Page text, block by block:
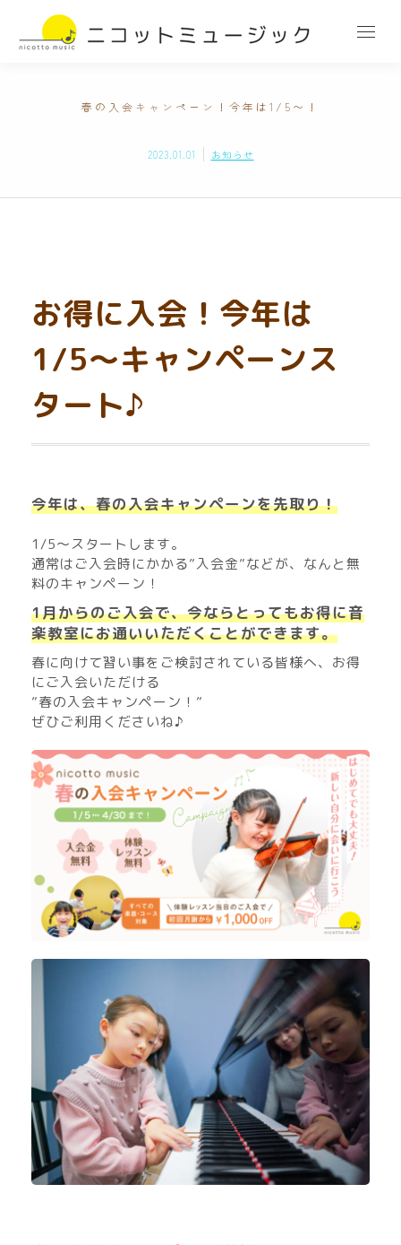
春の入会キャンペーン！今年は1/5〜！
2023.01.01 お知らせ
お得に入会！今年は
1/5〜キャンペーンス
タート♪
今年は、春の入会キャンペーンを先取り！
1/5〜スタートします。
通常はご入会時にかかる”入会金”などが、なんと無
料のキャンペーン！
1月からのご入会で、今ならとってもお得に音
楽教室にお通いいただくことができます。
春に向けて習い事をご検討されている皆様へ、お得
にご入会いただける
”春の入会キャンペーン！”
ぜひご利用くださいね♪